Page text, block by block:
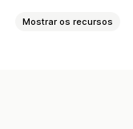
Mostrar os recursos